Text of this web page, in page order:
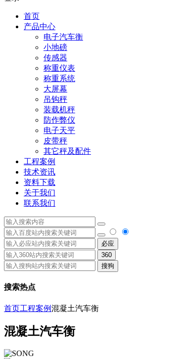
首页
产品中心
电子汽车衡
小地磅
传感器
称重仪表
称重系统
大屏幕
吊钩秤
装载机秤
防作弊仪
电子天平
皮带秤
其它秤及配件
工程案例
技术资讯
资料下载
关于我们
联系我们
必应
360
搜狗
搜索热点
首页工程案例混凝土汽车衡
混凝土汽车衡